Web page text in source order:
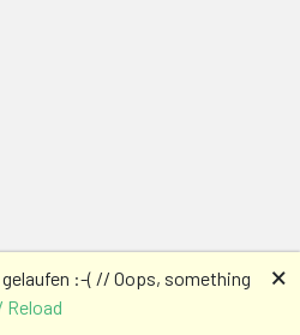
:-( // Oops, something
Reload
🗙